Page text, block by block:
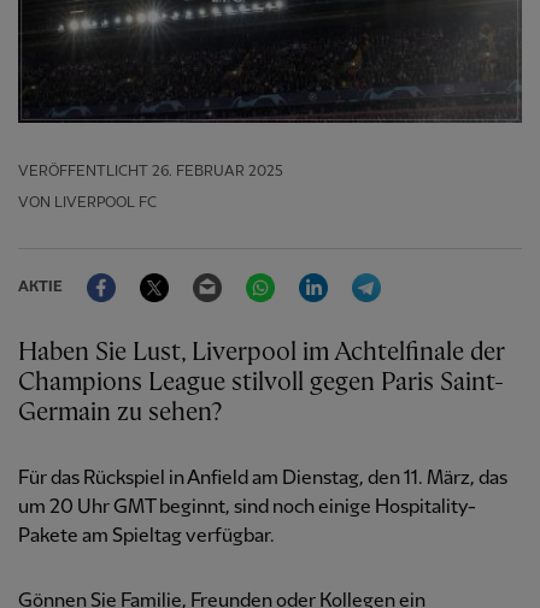
VERÖFFENTLICHT
26. FEBRUAR 2025
VON LIVERPOOL FC
AKTIE
FacebookTwitter Email WhatsAppLinkedIn
Haben Sie Lust, Liverpool im Achtelfinale der
Champions League stilvoll gegen Paris Saint-
Germain zu sehen?
Für das Rückspiel in Anfield am Dienstag, den 11. März, das
um 20 Uhr GMT beginnt, sind noch einige Hospitality-
Pakete am Spieltag verfügbar.
Gönnen Sie Familie, Freunden oder Kollegen ein